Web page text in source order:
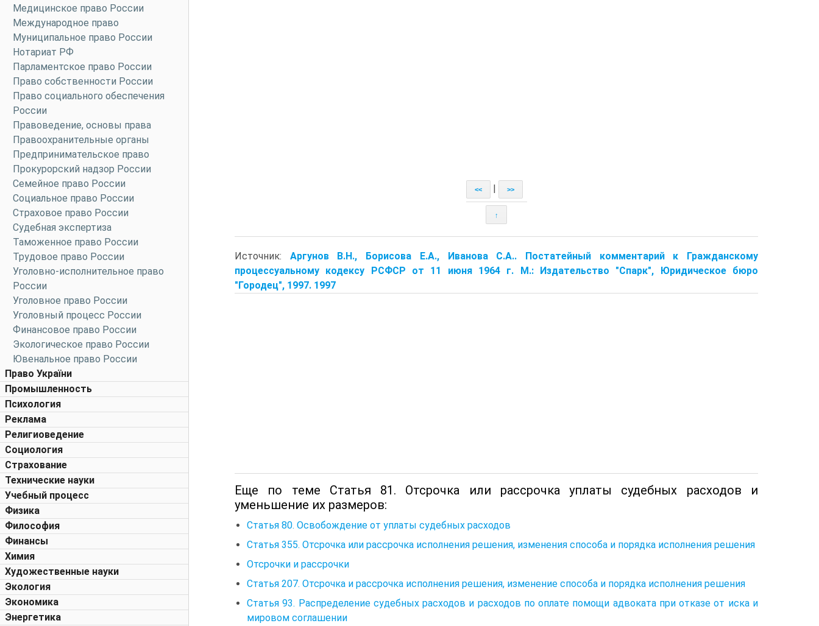
Медицинское право России
Международное право
Муниципальное право России
Нотариат РФ
Парламентское право России
Право собственности России
Право социального обеспечения
России
Правоведение, основы права
Правоохранительные органы
Предпринимательское право
Прокурорский надзор России
Семейное право России
Социальное право России
Страховое право России
Судебная экспертиза
Таможенное право России
Трудовое право России
Уголовно-исполнительное право
России
Уголовное право России
Уголовный процесс России
Финансовое право России
Экологическое право России
Ювенальное право России
Право України
Промышленность
Психология
Реклама
Религиоведение
Социология
Страхование
Технические науки
Учебный процесс
Физика
Философия
Финансы
Химия
Художественные науки
Экология
Экономика
Энергетика
<< >>
↑
Источник: Аргунов В.Н., Борисова Е.А., Иванова С.А.. Постатейный комментарий к Гражданскому
процессуальному кодексу РСФСР от 11 июня 1964 г. М.: Издательство "Спарк", Юридическое бюро
"Городец", 1997. 1997
Еще по теме Статья 81. Отсрочка или рассрочка уплаты судебных расходов и
уменьшение их размеров:
Статья 80. Освобождение от уплаты судебных расходов
Статья 355. Отсрочка или рассрочка исполнения решения, изменения способа и порядка исполнения решения
Отсрочки и рассрочки
Статья 207. Отсрочка и рассрочка исполнения решения, изменение способа и порядка исполнения решения
Статья 93. Распределение судебных расходов и расходов по оплате помощи адвоката при отказе от иска и
мировом соглашении